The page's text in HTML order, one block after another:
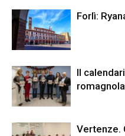
Forlì:
Il
romagnola
Vertenze.